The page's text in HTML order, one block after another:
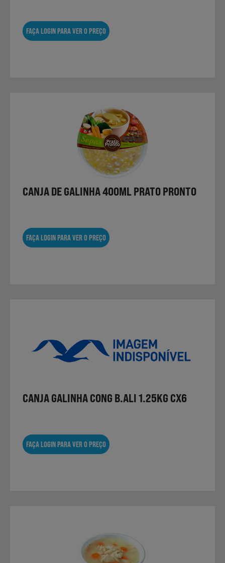
Padaria e Pastelaria
Bebidas e Garrafeira
Produtos Vegetarianos
Ração para Animais
FAÇA LOGIN PARA VER O PREÇO
CANJA DE GALINHA 400ML PRATO PRONTO
FAÇA LOGIN PARA VER O PREÇO
CANJA GALINHA CONG B.ALI 1.25KG CX6
FAÇA LOGIN PARA VER O PREÇO